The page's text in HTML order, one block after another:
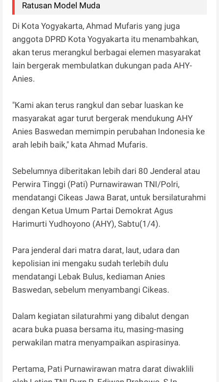
Ratusan Model Muda
Di Kota Yogyakarta, Ahmad Mufaris yang juga
anggota DPRD Kota Yogyakarta itu menambahkan,
akan terus merangkul berbagai elemen masyarakat
lain bergerak membulatkan dukungan pada AHY-
Anies.
"Kami akan terus rangkul dan sebar luaskan ke
masyarakat agar turut bergerak mendukung AHY
Anies Baswedan memimpin perubahan Indonesia ke
arah lebih baik," kata Ahmad Mufaris.
Sebelumnya diberitakan lebih dari 80 Jenderal atau
Perwira Tinggi (Pati) Purnawirawan TNI/Polri,
mendatangi Cikeas Jawa Barat, untuk bersilaturahmi
dengan Ketua Umum Partai Demokrat Agus
Harimurti Yudhoyono (AHY), Sabtu(1/4).
Para jenderal dari matra darat, laut, udara dan
kepolisian ini mengaku sudah terlebih dulu
mendatangi Lebak Bulus, kediaman Anies
Baswedan, sebelum menyambangi Cikeas.
Dalam kegiatan silaturahmi yang dibalut dengan
acara buka puasa bersama itu, masing-masing
perwakilan matra menyampaikan aspirasinya.
Pertama, Pati Purnawirawan matra darat diwaklili